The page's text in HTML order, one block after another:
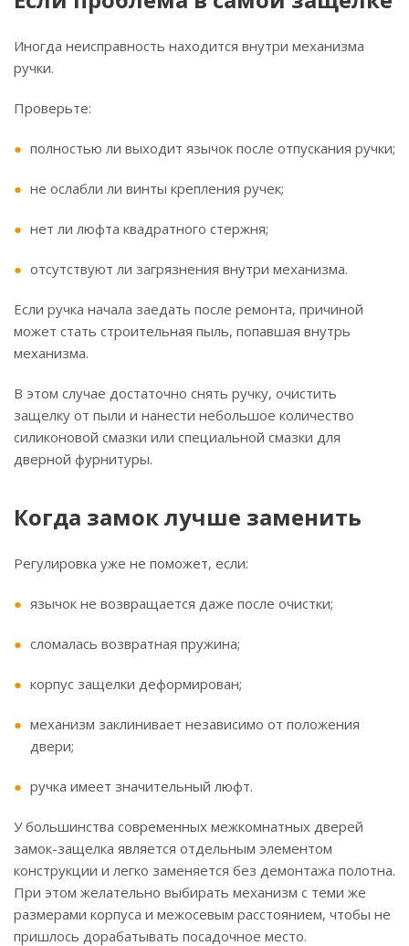
Иногда неисправность находится внутри механизма
ручки.
Проверьте:
полностью ли выходит язычок после отпускания ручки;
не ослабли ли винты крепления ручек;
нет ли люфта квадратного стержня;
отсутствуют ли загрязнения внутри механизма.
Если ручка начала заедать после ремонта, причиной
может стать строительная пыль, попавшая внутрь
механизма.
В этом случае достаточно снять ручку, очистить
защелку от пыли и нанести небольшое количество
силиконовой смазки или специальной смазки для
дверной фурнитуры.
Когда замок лучше заменить
Регулировка уже не поможет, если:
язычок не возвращается даже после очистки;
сломалась возвратная пружина;
корпус защелки деформирован;
механизм заклинивает независимо от положения
двери;
ручка имеет значительный люфт.
У большинства современных межкомнатных дверей
замок-защелка является отдельным элементом
конструкции и легко заменяется без демонтажа полотна.
При этом желательно выбирать механизм с теми же
размерами корпуса и межосевым расстоянием, чтобы не
пришлось дорабатывать посадочное место.